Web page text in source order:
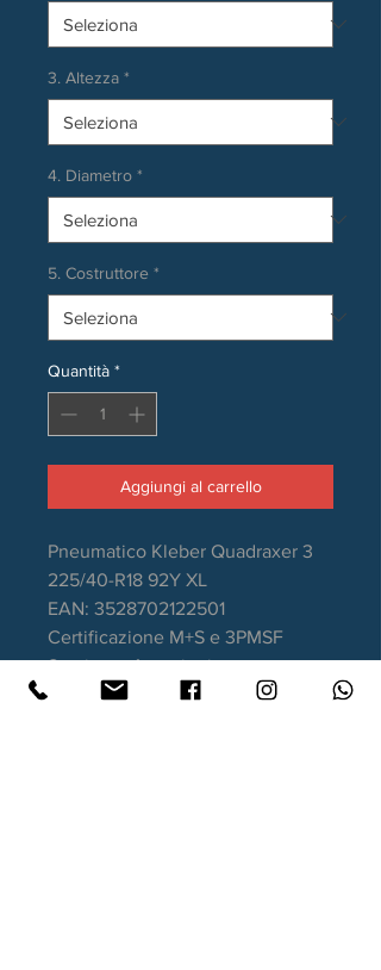
3. Altezza *
4. Diametro *
5. Costruttore *
Quantità *
Aggiungi al carrello
Pneumatico Kleber Quadraxer 3
225/40-R18 92Y XL
EAN: 3528702122501
Certificazione M+S e 3PMSF
Stagione: 4 stagioni
Aderenza sul bagnato: B